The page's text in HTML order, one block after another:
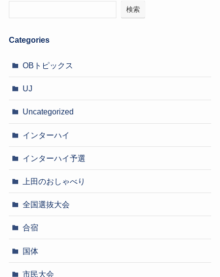
検索
Categories
OBトピックス
UJ
Uncategorized
インターハイ
インターハイ予選
上田のおしゃべり
全国選抜大会
合宿
国体
市民大会